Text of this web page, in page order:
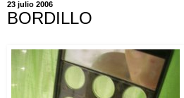
23 julio 2006
BORDILLO